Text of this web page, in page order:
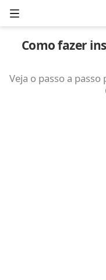
Menu
Como fazer
Veja o passo a